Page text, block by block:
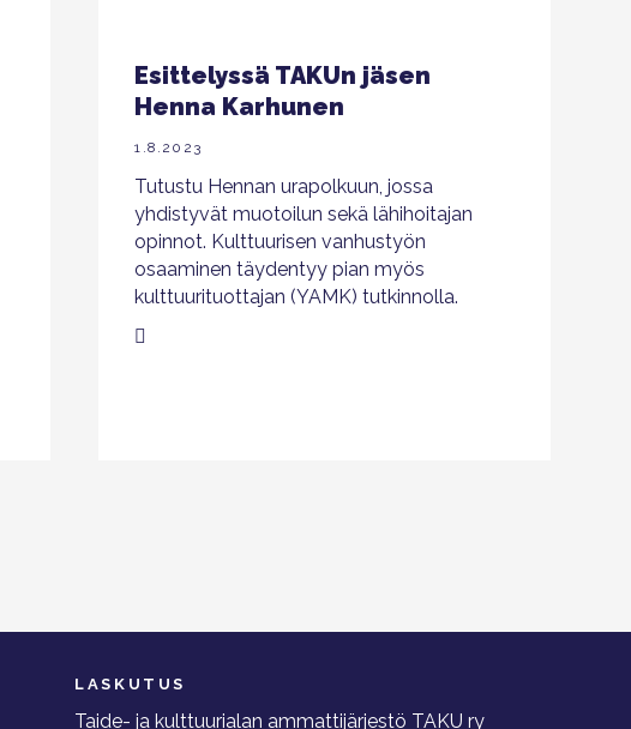
Esittelyssä TAKUn jäsen
Henna Karhunen
1.8.2023
Tutustu Hennan urapolkuun, jossa
yhdistyvät muotoilun sekä lähihoitajan
opinnot. Kulttuurisen vanhustyön
osaaminen täydentyy pian myös
kulttuurituottajan (YAMK) tutkinnolla.
LASKUTUS
Taide- ja kulttuurialan ammattijärjestö TAKU ry